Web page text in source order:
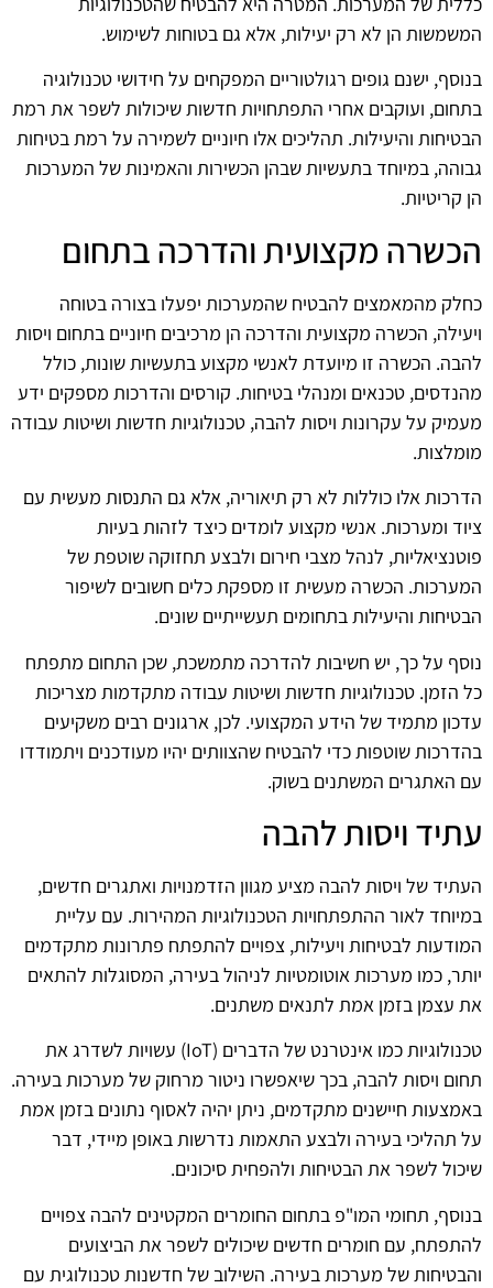
המשמשות הן לא רק יעילות, אלא גם בטוחות לשימוש.
בנוסף, ישנם גופים רגולטוריים המפקחים על חידושי טכנולוגיה
בתחום, ועוקבים אחרי התפתחויות חדשות שיכולות לשפר את רמת
הבטיחות והיעילות. תהליכים אלו חיוניים לשמירה על רמת בטיחות
גבוהה, במיוחד בתעשיות שבהן הכשירות והאמינות של המערכות
הן קריטיות.
הכשרה מקצועית והדרכה בתחום
כחלק מהמאמצים להבטיח שהמערכות יפעלו בצורה בטוחה
ויעילה, הכשרה מקצועית והדרכה הן מרכיבים חיוניים בתחום ויסות
להבה. הכשרה זו מיועדת לאנשי מקצוע בתעשיות שונות, כולל
מהנדסים, טכנאים ומנהלי בטיחות. קורסים והדרכות מספקים ידע
מעמיק על עקרונות ויסות להבה, טכנולוגיות חדשות ושיטות עבודה
מומלצות.
הדרכות אלו כוללות לא רק תיאוריה, אלא גם התנסות מעשית עם
ציוד ומערכות. אנשי מקצוע לומדים כיצד לזהות בעיות
פוטנציאליות, לנהל מצבי חירום ולבצע תחזוקה שוטפת של
המערכות. הכשרה מעשית זו מספקת כלים חשובים לשיפור
הבטיחות והיעילות בתחומים תעשייתיים שונים.
נוסף על כך, יש חשיבות להדרכה מתמשכת, שכן התחום מתפתח
כל הזמן. טכנולוגיות חדשות ושיטות עבודה מתקדמות מצריכות
עדכון מתמיד של הידע המקצועי. לכן, ארגונים רבים משקיעים
בהדרכות שוטפות כדי להבטיח שהצוותים יהיו מעודכנים ויתמודדו
עם האתגרים המשתנים בשוק.
עתיד ויסות להבה
העתיד של ויסות להבה מציע מגוון הזדמנויות ואתגרים חדשים,
במיוחד לאור ההתפתחויות הטכנולוגיות המהירות. עם עליית
המודעות לבטיחות ויעילות, צפויים להתפתח פתרונות מתקדמים
יותר, כמו מערכות אוטומטיות לניהול בעירה, המסוגלות להתאים
את עצמן בזמן אמת לתנאים משתנים.
טכנולוגיות כמו אינטרנט של הדברים (IoT) עשויות לשדרג את
תחום ויסות להבה, בכך שיאפשרו ניטור מרחוק של מערכות בעירה.
באמצעות חיישנים מתקדמים, ניתן יהיה לאסוף נתונים בזמן אמת
על תהליכי בעירה ולבצע התאמות נדרשות באופן מיידי, דבר
שיכול לשפר את הבטיחות ולהפחית סיכונים.
בנוסף, תחומי המו"פ בתחום החומרים המקטינים להבה צפויים
להתפתח, עם חומרים חדשים שיכולים לשפר את הביצועים
והבטיחות של מערכות בעירה. השילוב של חדשנות טכנולוגית עם